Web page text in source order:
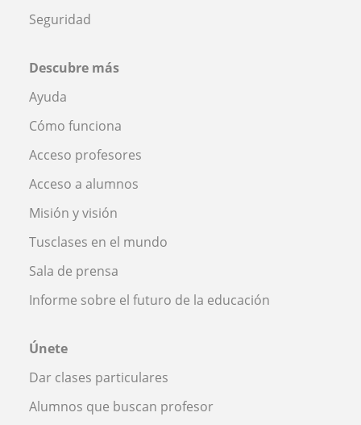
Seguridad
Descubre más
Ayuda
Cómo funciona
Acceso profesores
Acceso a alumnos
Misión y visión
Tusclases en el mundo
Sala de prensa
Informe sobre el futuro de la educación
Únete
Dar clases particulares
Alumnos que buscan profesor